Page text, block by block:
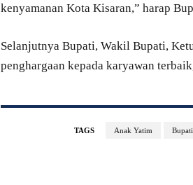
kenyamanan Kota Kisaran,” harap
Selanjutnya Bupati, Wakil Bupati,
penghargaan kepada karyawan
TAGS Anak Yatim